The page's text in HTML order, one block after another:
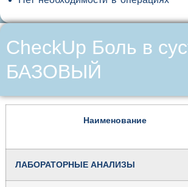
CheckUp Боль в
БАЗОВЫЙ
Наименование
ЛАБОРАТОРНЫЕ АНАЛИЗЫ